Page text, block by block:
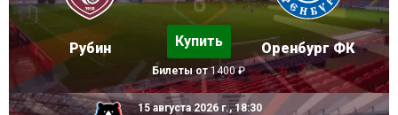
Рубин Купить
Билеты от1400 ₽
Оренбург ФК
15 августа 2026 г., 18:30